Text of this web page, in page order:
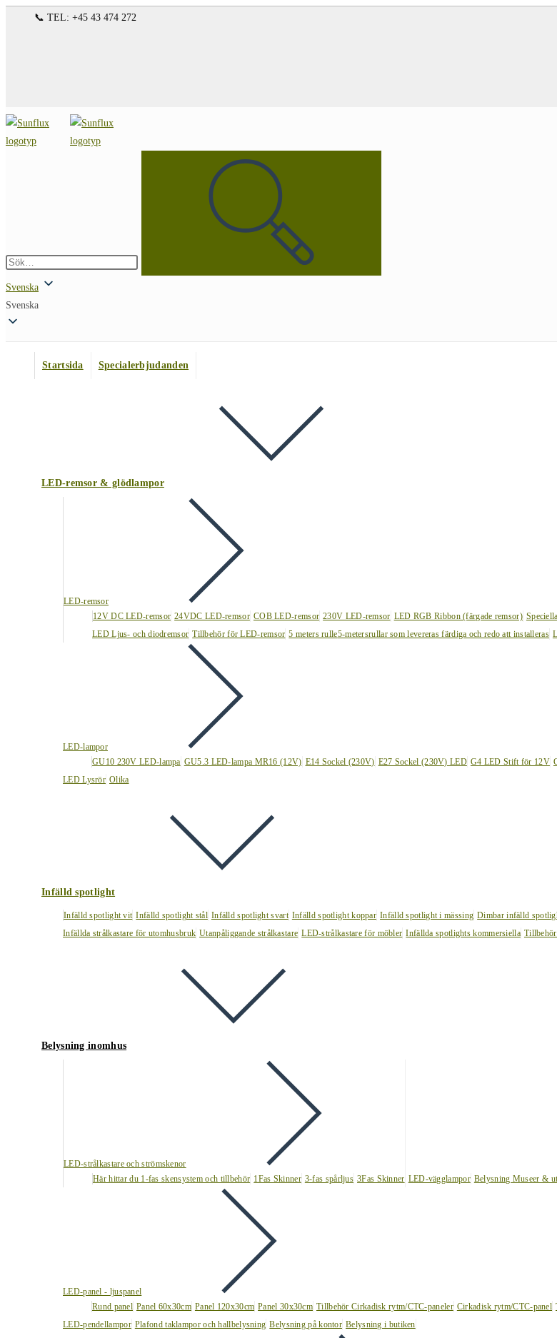
📞 TEL: +45 43 474 272
Svenska
Svenska
Startsida Specialerbjudanden
LED-remsor & glödlampor
LED-remsor
12V DC LED-remsor 24VDC LED-remsor COB LED-remsor 230V LED-remsor LED RGB Ribbon (färgade remsor)
LED Ljus- och diodremsor Tillbehör för LED-remsor 5 meters rulle5-metersrullar som levereras färdiga och redo att installeras
LED-lampor
GU10 230V LED-lampa GU5.3 LED-lampa MR16 (12V) E14 Sockel (230V) E27 Sockel (230V) LED G4 LED Stift för 12V
LED Lysrör Olika
Infälld spotlight
Infälld spotlight vit Infälld spotlight stål Infälld spotlight svart Infälld spotlight koppar Infälld spotlight i mässing Dimbar infälld
Infällda strålkastare för utomhusbruk Utanpåliggande strålkastare LED-strålkastare för möbler Infällda spotlights kommersiella
Belysning inomhus
LED-strålkastare och strömskenor
Här hittar du 1-fas skensystem och tillbehör 1Fas Skinner 3-fas spårljus 3Fas Skinner LED-vägglampor Belysning Museer &
LED-panel - ljuspanel
Rund panel Panel 60x30cm Panel 120x30cm Panel 30x30cm Tillbehör Cirkadisk rytm/CTC-paneler Cirkadisk rytm/CTC-panel
LED-pendellampor Plafond taklampor och hallbelysning Belysning på kontor Belysning i butiken